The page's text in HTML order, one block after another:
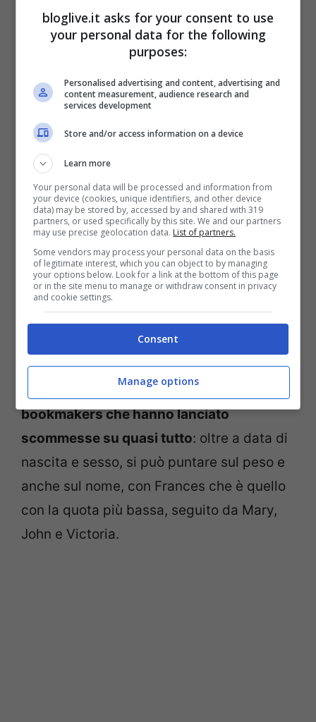
commento: “Sono molto felice per la
notizia, saranno genitori meravigliosi”.
Gioia anche da parte di Ed Milibrand,
leader dell’opposizione: “È una notizia
fantastica per Kate, William e il Paese. Un
bambino reale è qualcosa che l’intera
nazione celebrerà”.
la notizia ha fatto impazzire i
bookmakers che hanno lanciato
scommesse su quasi tutto: oltre a data di
nascita e sesso, si può puntare sul peso e
anche sul nome, con Frances che è quello
con la quota più bassa, seguito da Mary,
John e Victoria.
bloglive.it asks for your consent to use
your personal data for the following
purposes:
Personalised advertising and content, advertising and
content measurement, audience research and
services development
Store and/or access information on a device
Learn more
Your personal data will be processed and information from
your device (cookies, unique identifiers, and other device
data) may be stored by, accessed by and shared with 319
partners, or used specifically by this site. We and our partners
may use precise geolocation data. List of partners.
Some vendors may process your personal data on the basis
of legitimate interest, which you can object to by managing
your options below. Look for a link at the bottom of this page
or in the site menu to manage or withdraw consent in privacy
and cookie settings.
Consent
Manage options